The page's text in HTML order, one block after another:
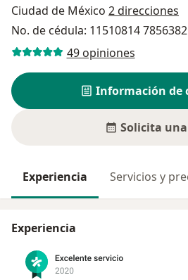
Ciudad de México 2 direcciones
No. de cédula: 11510814 7856382
49 opiniones
Información de
Solicita
Experiencia Servicios y
Experiencia